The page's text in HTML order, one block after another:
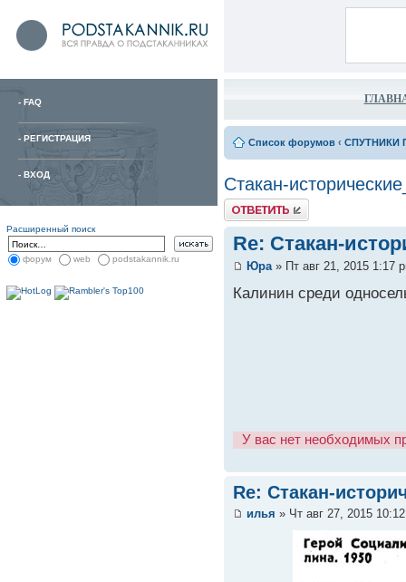
- FAQ
- РЕГИСТРАЦИЯ
- ВХОД
Расширенный поиск
форум web podstakannik.ru
Список форумов ‹ СПУТНИКИ
Стакан-
Re: Стакан-
Юра» Пт авг 21, 2015 1:17
Калинин среди
У вас нет необходимых
Re: Стакан-
илья » Чт авг 27, 2015